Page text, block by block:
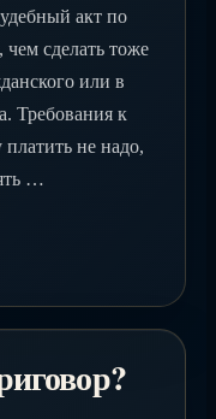
акт по
сделать тоже
или в
Требования к
не надо,
…